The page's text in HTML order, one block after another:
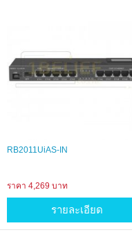
RB2011UiAS-IN
ราคา 4,269 บาท
รายละเอียด